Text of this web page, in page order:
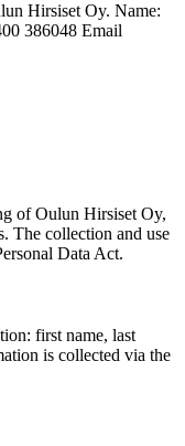
Hirsiset Oy. Name:
386048 Email
of Oulun Hirsiset Oy,
The collection and use
Data Act.
first name, last
is collected via the